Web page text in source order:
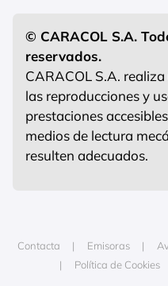
© CARACOL S.A.
reservados.
CARACOL S.A.
las reproducciones y
prestaciones
medios de lectura
resulten adecuados.
Contacta Emisoras
Política de Cookies